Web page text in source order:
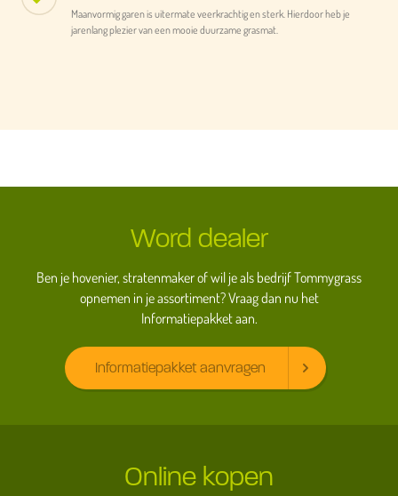
Maanvormig garen is uitermate veerkrachtig en sterk. Hierdoor heb je
jarenlang plezier van een mooie duurzame grasmat.
Word dealer
Ben je hovenier, stratenmaker of wil je als bedrijf Tommygrass
opnemen in je assortiment? Vraag dan nu het
Informatiepakket aan.
Informatiepakket aanvragen
Online kopen